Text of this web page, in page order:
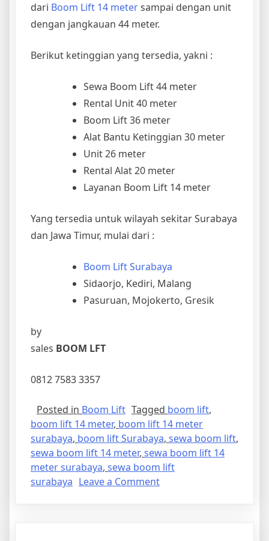
dari Boom Lift 14 metersampai dengan unit
dengan jangkauan 44 meter.
Berikut ketinggian yang tersedia, yakni :
Sewa Boom Lift 44 meter
Rental Unit 40 meter
Boom Lift 36 meter
Alat Bantu Ketinggian 30 meter
Unit 26 meter
Rental Alat 20 meter
Layanan Boom Lift 14 meter
Yang tersedia untuk wilayah sekitar Surabaya
dan Jawa Timur, mulai dari :
Boom Lift Surabaya
Sidaorjo, Kediri, Malang
Pasuruan, Mojokerto, Gresik
by
sales BOOM LFT
0812 7583 3357
Posted in Boom Lift Tagged boom lift,
boom lift 14 meter, boom lift 14 meter
surabaya, boom lift Surabaya, sewa boom lift,
sewa boom lift 14 meter, sewa boom lift 14
meter surabaya, sewa boom lift
surabaya Leave a Commenton